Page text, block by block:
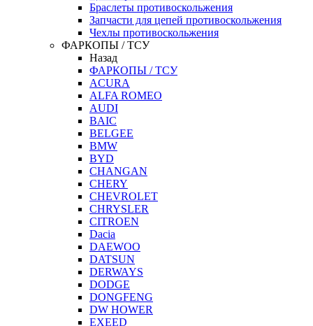
Браслеты противоскольжения
Запчасти для цепей противоскольжения
Чехлы противоскольжения
ФАРКОПЫ / ТСУ
Назад
ФАРКОПЫ / ТСУ
ACURA
ALFA ROMEO
AUDI
BAIC
BELGEE
BMW
BYD
CHANGAN
CHERY
CHEVROLET
CHRYSLER
CITROEN
Dacia
DAEWOO
DATSUN
DERWAYS
DODGE
DONGFENG
DW HOWER
EXEED